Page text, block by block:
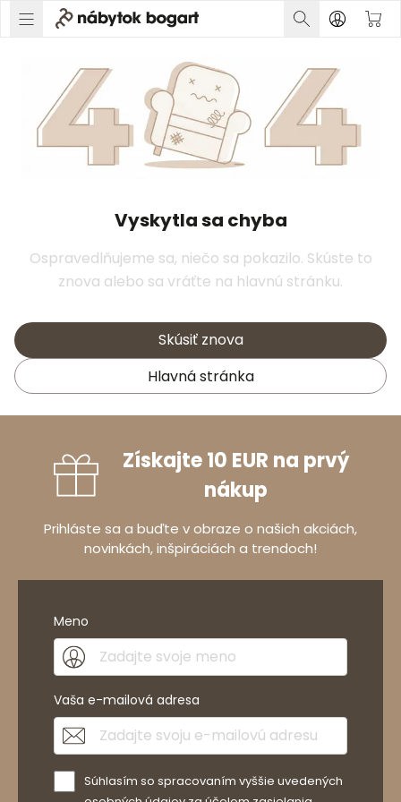
Vyskytla sa chyba
Ospravedlňujeme sa, niečo sa pokazilo. Skúste to
znova alebo sa vráťte na hlavnú stránku.
Skúsiť znova
Hlavná stránka
Získajte 10 EUR na prvý
nákup
Prihláste sa a buďte v obraze o našich akciách,
novinkách, inšpiráciách a trendoch!
Meno
Vaša e-mailová adresa
Súhlasím so spracovaním vyššie uvedených